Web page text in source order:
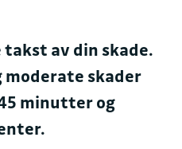
av din skade.
moderate skader
minutter og